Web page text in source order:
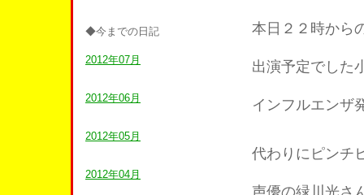
◆今までの日記
2012年07月
2012年06月
2012年05月
2012年04月
本日２２時か
出演予定でした
インフルエンザ
代わりにピンチ
声優の緑川光さ